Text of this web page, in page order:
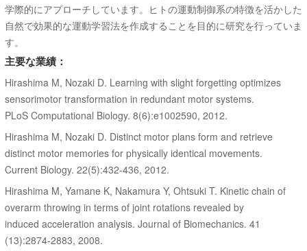
学際的にアプローチしています。ヒトの運動制御系の特徴を活かした
自然で効果的な運動学習法を作成することを目的に研究を行っていま
す。
主要な業績：
Hirashima M, Nozaki D. Learning with slight forgetting optimizes
sensorimotor transformation in redundant motor systems.
PLoS Computational Biology. 8(6):e1002590, 2012.
Hirashima M, Nozaki D. Distinct motor plans form and retrieve
distinct motor memories for physically identical movements.
Current Biology. 22(5):432-436, 2012.
Hirashima M, Yamane K, Nakamura Y, Ohtsuki T. Kinetic chain of
overarm throwing in terms of joint rotations revealed by
induced acceleration analysis. Journal of Biomechanics. 41
(13):2874-2883, 2008.